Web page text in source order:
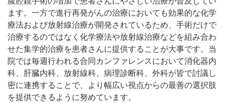
ます。一方で進行再発がんの治療においても効果的な化学
療法および放射線治療が開発されているため、手術だけで
治療するのではなく化学療法や放射線治療などを組み合わ
せた集学的治療を患者さんに提供することが大事です。当
院では毎週行われる合同カンファレンスにおいて消化器内
科、肝臓内科、放射線科、病理診断科、外科が皆で討議し
密に連携することで、より幅広い視点からの最善の選択肢
を提供できるように努めています。